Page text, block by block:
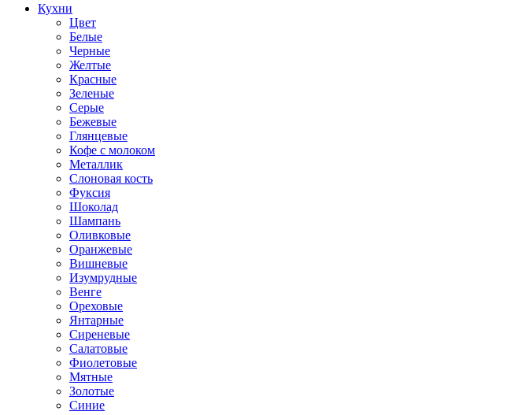
Кухни
Цвет
Белые
Черные
Желтые
Красные
Зеленые
Серые
Бежевые
Глянцевые
Кофе с молоком
Металлик
Слоновая кость
Фуксия
Шоколад
Шампань
Оливковые
Оранжевые
Вишневые
Изумрудные
Венге
Ореховые
Янтарные
Сиреневые
Салатовые
Фиолетовые
Мятные
Золотые
Синие